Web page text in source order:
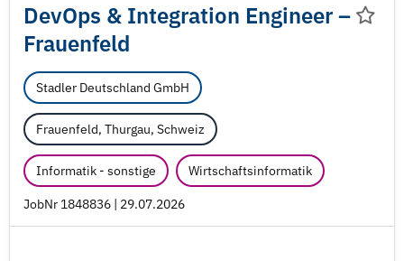
DevOps & Integration Engineer –
Frauenfeld
Stadler Deutschland GmbH
Frauenfeld, Thurgau, Schweiz
Informatik - sonstige Wirtschaftsinformatik
JobNr 1848836 | 29.07.2026